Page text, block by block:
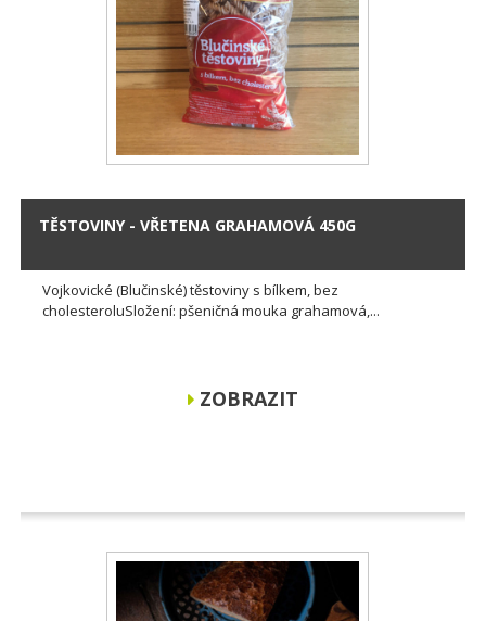
TĚSTOVINY - VŘETENA GRAHAMOVÁ 450G
Vojkovické (Blučinské) těstoviny s bílkem, bez
cholesteroluSložení: pšeničná mouka grahamová,...
ZOBRAZIT